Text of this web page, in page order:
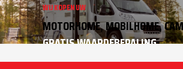
WIJ KOPEN UW
MOTORHOME, MOBILHOME,
GRATIS WAARDEBEPALING
AUTO OPKOPER GEZOCHT?
WIJ KOPEN ELK VOERTUIG